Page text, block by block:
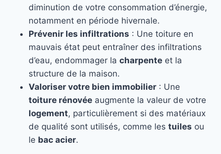
diminution de votre consommation d’énergie,
notamment en période hivernale.
Prévenir les infiltrations : Une toiture en
mauvais état peut entraîner des infiltrations
d’eau, endommager la charpente et la
structure de la maison.
Valoriser votre bien immobilier : Une
toiture rénovée augmente la valeur de votre
logement, particulièrement si des matériaux
de qualité sont utilisés, comme les tuiles ou
le bac acier.